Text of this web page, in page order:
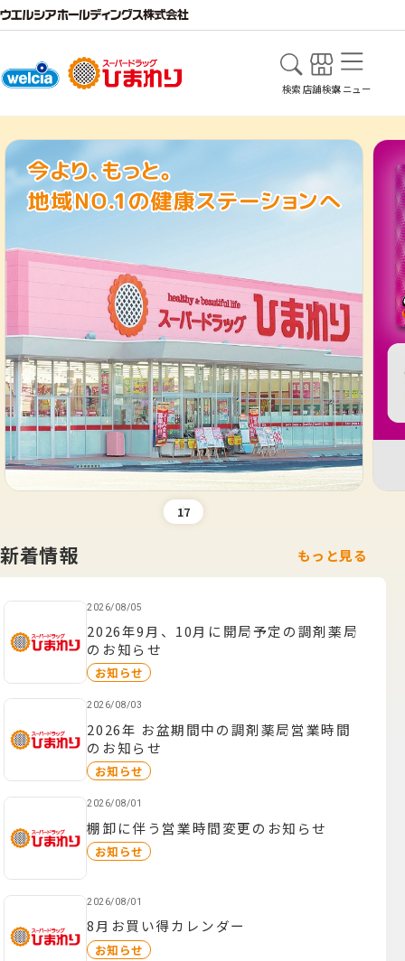
検索 店舗検索メニュー
17
新着情報 もっと見る
2026/08/05
2026年9月、10月に開局予定の調剤薬局
のお知らせ
お知らせ
2026/08/03
2026年 お盆期間中の調剤薬局営業時間
のお知らせ
お知らせ
2026/08/01
棚卸に伴う営業時間変更のお知らせ
お知らせ
2026/08/01
8月お買い得カレンダー
お知らせ